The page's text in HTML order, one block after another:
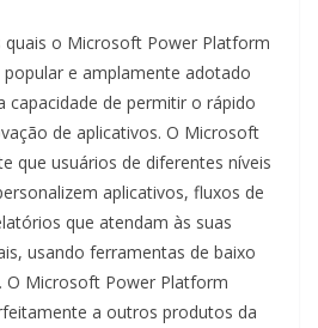
o Microsoft Power Platform
e amplamente adotado
capacidade de permitir o rápido
de aplicativos. O Microsoft
que usuários de diferentes níveis
aplicativos, fluxos de
que atendam às suas
usando ferramentas de baixo
O Microsoft Power Platform
a outros produtos da